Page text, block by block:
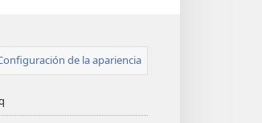
de la apariencia